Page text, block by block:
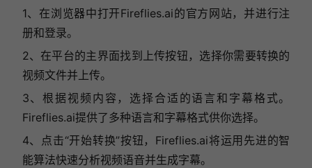
1、在浏览器中打开Fireflies.ai的官方网站，并进行注
册和登录。
2、在平台的主界面找到上传按钮，选择你需要转换的
视频文件并上传。
3、根据视频内容，选择合适的语言和字幕格式。
Fireflies.ai提供了多种语言和字幕格式供你选择。
4、点击“开始转换”按钮，Fireflies.ai将运用先进的智
能算法快速分析视频语音并生成字幕。